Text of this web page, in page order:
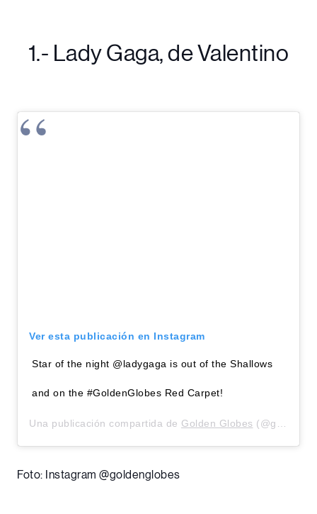
1.- Lady Gaga, de Valentino
Ver esta publicación en Instagram
Star of the night @ladygaga is out of the Shallows
and on the #GoldenGlobes Red Carpet!
Una publicación compartida de Golden Globes (@goldenglobes) el
Foto: Instagram @goldenglobes